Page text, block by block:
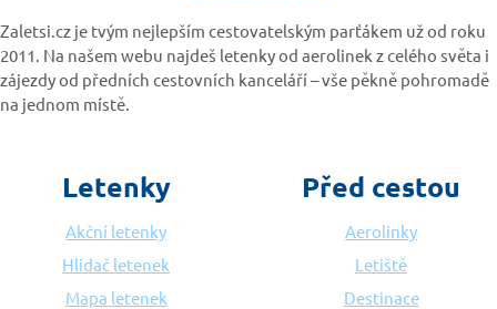
Zaletsi.cz je tvým nejlepším cestovatelským parťákem už od roku
2011. Na našem webu najdeš letenky od aerolinek z celého světa i
zájezdy od předních cestovních kanceláří – vše pěkně pohromadě
na jednom místě.
Letenky
Akční letenky
Hlídač letenek
Mapa letenek
Před cestou
Aerolinky
Letiště
Destinace